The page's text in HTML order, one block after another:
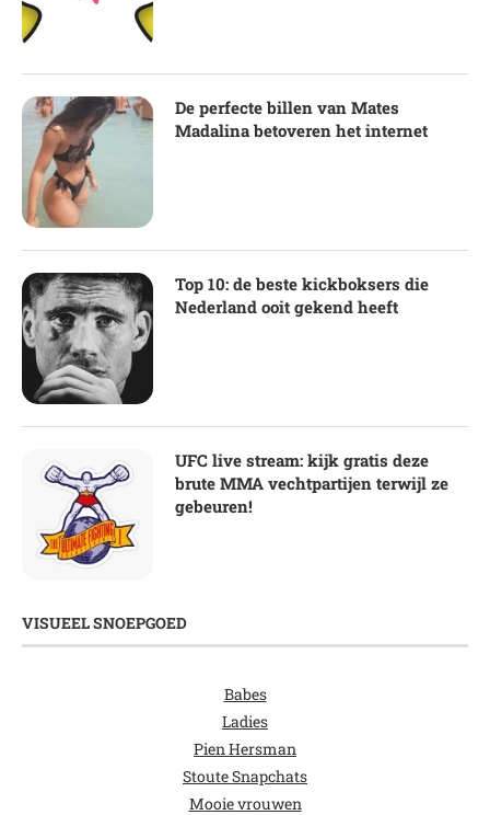
De perfecte billen van Mates
Madalina betoveren het internet
Top 10: de beste kickboksers die
Nederland ooit gekend heeft
UFC live stream: kijk gratis deze
brute MMA vechtpartijen terwijl ze
gebeuren!
VISUEEL SNOEPGOED
Babes
Ladies
Pien Hersman
Stoute Snapchats
Mooie vrouwen